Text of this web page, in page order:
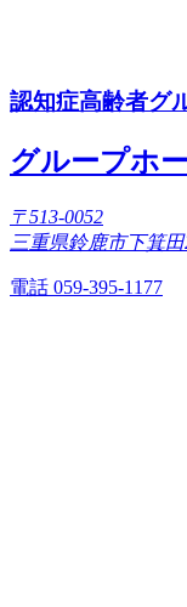
認知症高齢者グ
グループホ
〒513-0052
三重県鈴鹿市下箕
電話 059-395-1177